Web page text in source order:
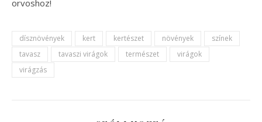
orvoshoz!
dísznövények kert kertészet növények
színek
tavasz
tavaszi virágok természet
virágok
virágzás